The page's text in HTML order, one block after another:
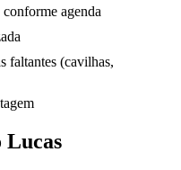
agenda
faltantes (cavilhas,
Lucas